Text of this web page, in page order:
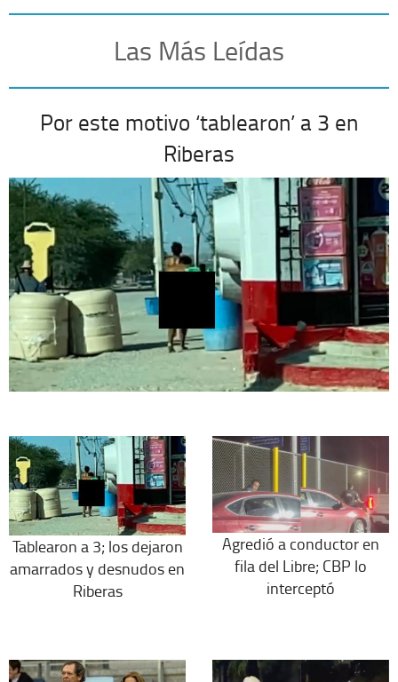
Las Más Leídas
Por este motivo ‘tablearon’ a 3 en
Riberas
Tablearon a 3; los dejaron
amarrados y desnudos en
Riberas
Agredió a conductor en
fila del Libre; CBP lo
interceptó